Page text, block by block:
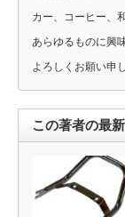
カー、コーヒー、
あらゆるものに興
よろしくお願い申
この著者の最